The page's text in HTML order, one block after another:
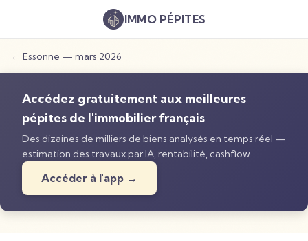
IMMOPÉPITES
← Essonne — mars 2026
Accédez gratuitement aux meilleures
pépites de l'immobilier français
Des dizaines de milliers de biens analysés en temps réel —
estimation des travaux par IA, rentabilité, cashflow…
Accéder à l'app →